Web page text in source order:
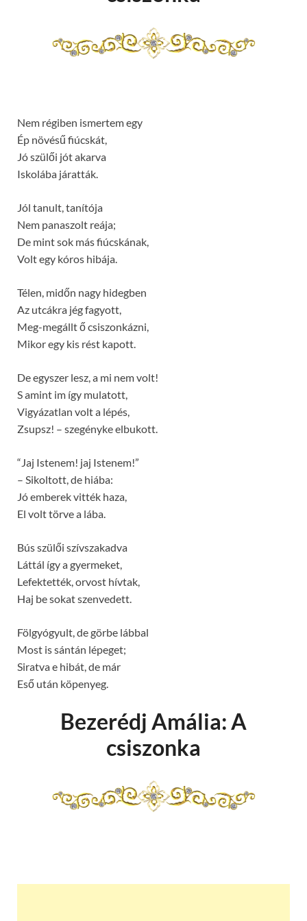
Nem régiben ismertem egy
Ép növésű fiúcskát,
Jó szülői jót akarva
Iskolába járatták.
Jól tanult, tanítója
Nem panaszolt reája;
De mint sok más fiúcskának,
Volt egy kóros hibája.
Télen, midőn nagy hidegben
Az utcákra jég fagyott,
Meg-megállt ő csiszonkázni,
Mikor egy kis rést kapott.
De egyszer lesz, a mi nem volt!
S amint im így mulatott,
Vigyázatlan volt a lépés,
Zsupsz! – szegényke elbukott.
“Jaj Istenem! jaj Istenem!”
– Sikoltott, de hiába:
Jó emberek vitték haza,
El volt törve a lába.
Bús szülői szívszakadva
Láttál így a gyermeket,
Lefektették, orvost hívtak,
Haj be sokat szenvedett.
Fölgyógyult, de görbe lábbal
Most is sántán lépeget;
Siratva e hibát, de már
Eső után köpenyeg.
Bezerédj Amália: A
csiszonka